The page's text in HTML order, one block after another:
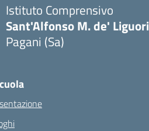
Istituto Comprensivo
Sant'Alfonso M. de' Liguori
Pagani (Sa)